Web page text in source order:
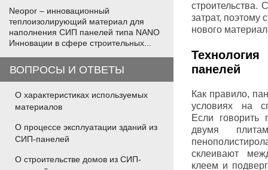
Neopor – инновационный
теплоизолирующий материал для
наполнения СИП панелей типа NANO
Инновации в сфере строительных...
ВОПРОСЫ И ОТВЕТЫ
О характеристиках используемых
материалов
О процессе эксплуатации зданий из
СИП-панелей
О строительстве домов из СИП-
строительства.
затрат, поэтому
нового
панелей
Как правило,
условиях на
Если
двумя
склеивают
клеем и